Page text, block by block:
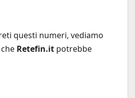
questi numeri, vediamo
Retefin.it potrebbe